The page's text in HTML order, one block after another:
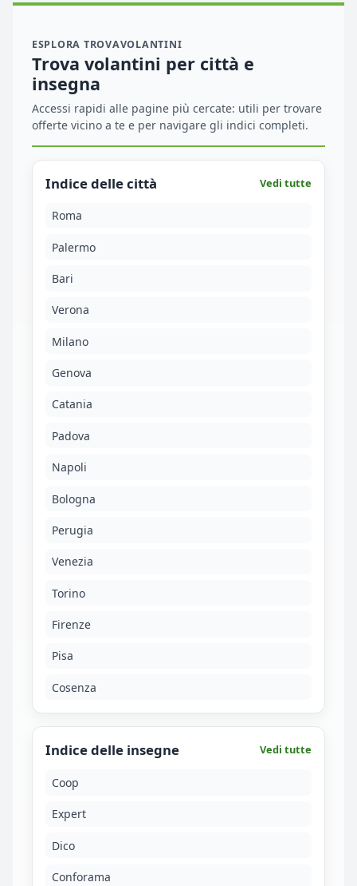
ESPLORA TROVAVOLANTINI
Trova volantini per città e
insegna
Accessi rapidi alle pagine più cercate: utili per trovare
offerte vicino a te e per navigare gli indici completi.
Indice delle città Vedi tutte
Roma
Palermo
Bari
Verona
Milano
Genova
Catania
Padova
Napoli
Bologna
Perugia
Venezia
Torino
Firenze
Pisa
Cosenza
Indice delle insegne Vedi tutte
Coop
Expert
Dico
Conforama